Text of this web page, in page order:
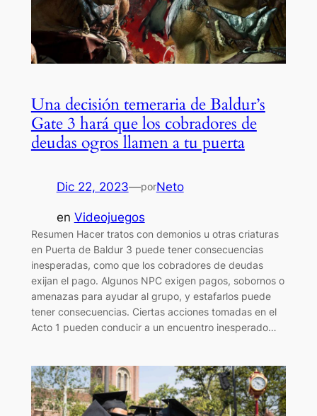
Una decisión temeraria de Baldur’s
Gate 3 hará que los cobradores de
deudas ogros llamen a tu puerta
Dic 22, 2023—porNeto
en Videojuegos
Resumen Hacer tratos con demonios u otras criaturas
en Puerta de Baldur 3 puede tener consecuencias
inesperadas, como que los cobradores de deudas
exijan el pago. Algunos NPC exigen pagos, sobornos o
amenazas para ayudar al grupo, y estafarlos puede
tener consecuencias. Ciertas acciones tomadas en el
Acto 1 pueden conducir a un encuentro inesperado…